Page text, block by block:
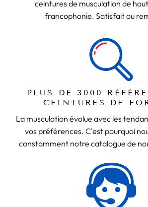
ceintures de musculation de
francophonie. Satisfait ou
PLUS DE 3000
CEINTURES DE
La musculation évolue avec les
vos préférences. C'est pourquoi
constamment notre catalogue de